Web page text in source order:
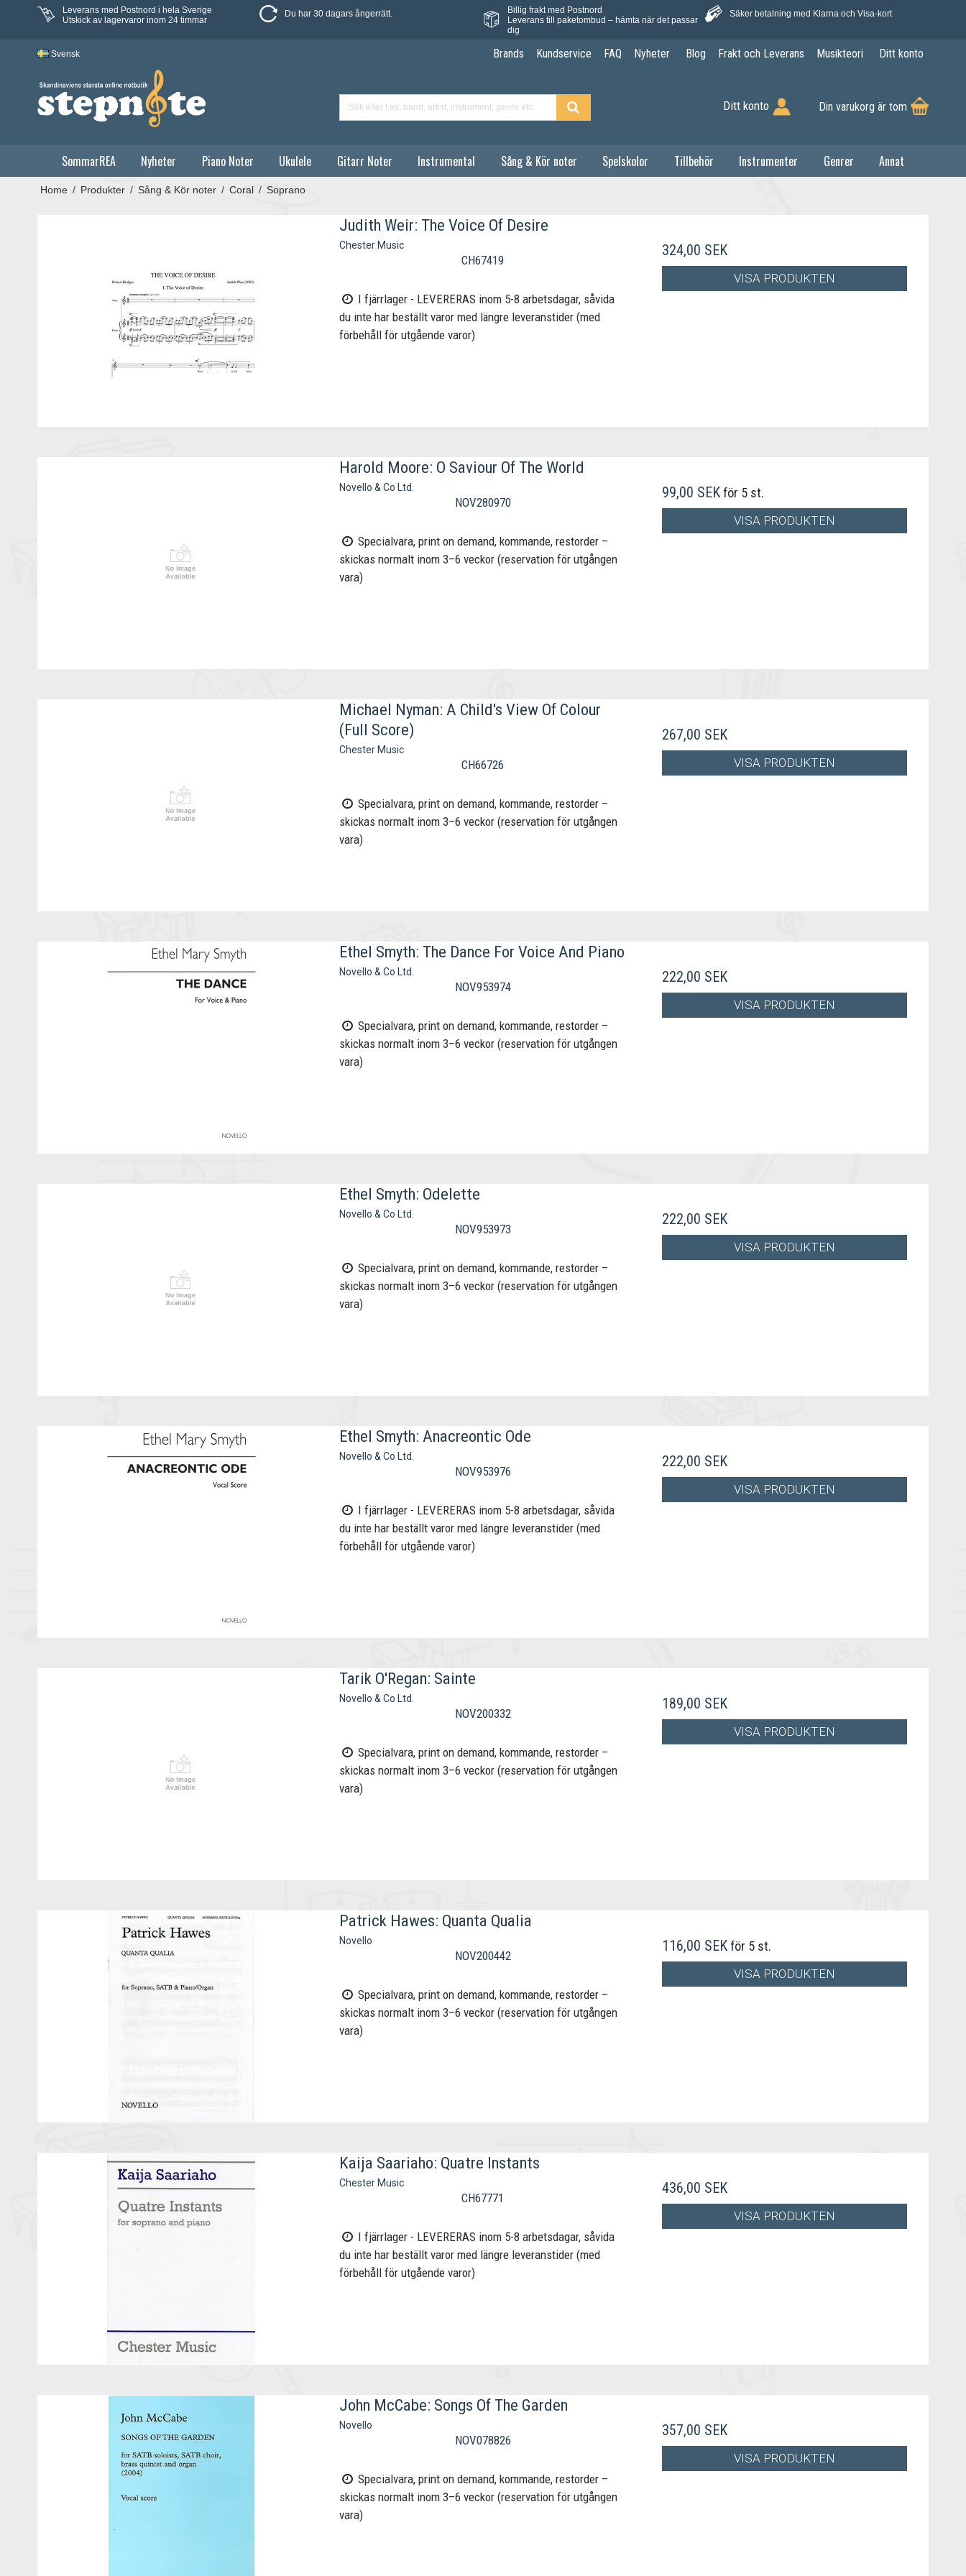
Leverans med Postnord i hela Sverige
Utskick av lagervaror inom 24 timmar
Du har 30 dagars ångerrätt.
Billig frakt med Postnord
Leverans till paketombud – hämta när det passar
dig
Säker betalning med Klarna och Visa-kort
Svensk Brands Kundservice FAQ Nyheter Blog Frakt och Leverans Musikteori Ditt konto
Ditt konto Din varukorg är tom
SommarREA Nyheter Piano Noter Ukulele Gitarr Noter Instrumental Sång & Kör noter Spelskolor Tillbehör Instrumenter Genrer Annat
Home / Produkter / Sång & Kör noter / Coral / Soprano
Judith Weir: The Voice Of Desire
Chester Music
CH67419
I fjärrlager - LEVERERAS inom 5-8 arbetsdagar, såvida
du inte har beställt varor med längre leveranstider (med
förbehåll för utgående varor)
324,00 SEK
VISA PRODUKTEN
Harold Moore: O Saviour Of The World
Novello & Co Ltd.
NOV280970
Specialvara, print on demand, kommande, restorder –
skickas normalt inom 3–6 veckor (reservation för utgången
vara)
99,00 SEKför 5 st.
VISA PRODUKTEN
Michael Nyman: A Child's View Of Colour
(Full Score)
Chester Music
CH66726
Specialvara, print on demand, kommande, restorder –
skickas normalt inom 3–6 veckor (reservation för utgången
vara)
267,00 SEK
VISA PRODUKTEN
Ethel Smyth: The Dance For Voice And Piano
Novello & Co Ltd.
NOV953974
Specialvara, print on demand, kommande, restorder –
skickas normalt inom 3–6 veckor (reservation för utgången
vara)
222,00 SEK
VISA PRODUKTEN
Ethel Smyth: Odelette
Novello & Co Ltd.
NOV953973
Specialvara, print on demand, kommande, restorder –
skickas normalt inom 3–6 veckor (reservation för utgången
vara)
222,00 SEK
VISA PRODUKTEN
Ethel Smyth: Anacreontic Ode
Novello & Co Ltd.
NOV953976
I fjärrlager - LEVERERAS inom 5-8 arbetsdagar, såvida
du inte har beställt varor med längre leveranstider (med
förbehåll för utgående varor)
222,00 SEK
VISA PRODUKTEN
Tarik O'Regan: Sainte
Novello & Co Ltd.
NOV200332
Specialvara, print on demand, kommande, restorder –
skickas normalt inom 3–6 veckor (reservation för utgången
vara)
189,00 SEK
VISA PRODUKTEN
Patrick Hawes: Quanta Qualia
Novello
NOV200442
Specialvara, print on demand, kommande, restorder –
skickas normalt inom 3–6 veckor (reservation för utgången
vara)
116,00 SEKför 5 st.
VISA PRODUKTEN
Kaija Saariaho: Quatre Instants
Chester Music
CH67771
I fjärrlager - LEVERERAS inom 5-8 arbetsdagar, såvida
du inte har beställt varor med längre leveranstider (med
förbehåll för utgående varor)
436,00 SEK
VISA PRODUKTEN
John McCabe: Songs Of The Garden
Novello
NOV078826
Specialvara, print on demand, kommande, restorder –
skickas normalt inom 3–6 veckor (reservation för utgången
vara)
357,00 SEK
VISA PRODUKTEN